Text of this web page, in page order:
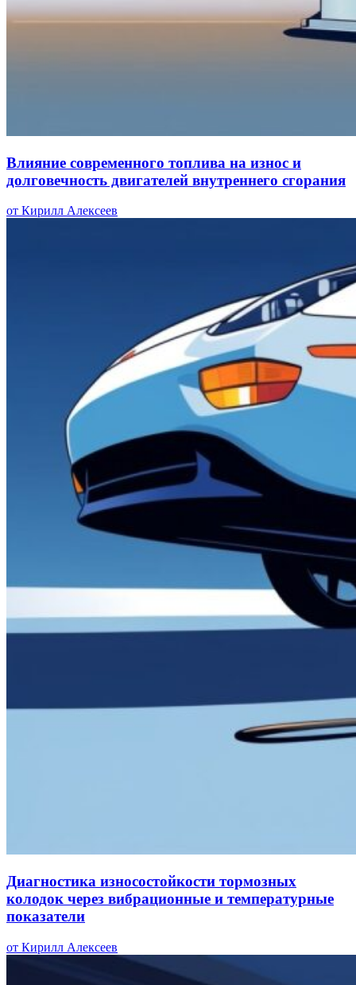
Влияние современного топлива на износ и
долговечность двигателей внутреннего сгорания
от Кирилл Алексеев
Диагностика износостойкости тормозных
колодок через вибрационные и температурные
показатели
от Кирилл Алексеев